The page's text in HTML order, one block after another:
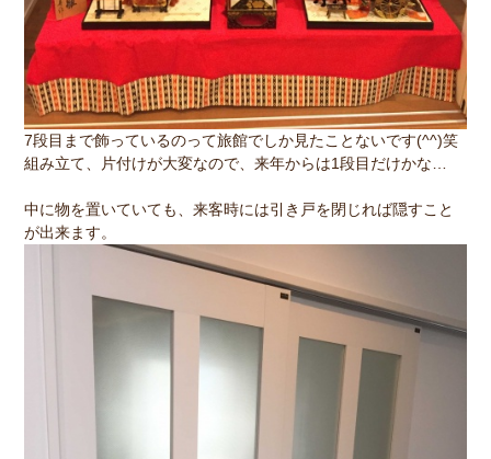
7段目まで飾っているのって旅館でしか見たことないです(^^)笑
組み立て、片付けが大変なので、来年からは1段目だけかな…
中に物を置いていても、来客時には引き戸を閉じれば隠すこと
が出来ます。